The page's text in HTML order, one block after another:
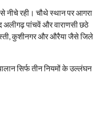
नीचे रही। चौथे स्थान पर आगरा
पांचवें और वाराणसी छठे
कुशीनगर और औरैया जैसे जिले
सिर्फ तीन नियमों के उल्लंघन